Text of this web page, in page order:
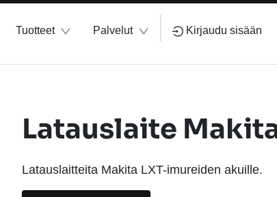
Tuotteet Palvelut Kirjaudu sisään
Latauslaite
Latauslaitteita Makita LXT-imureiden akuille.